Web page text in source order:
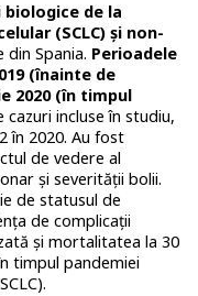
biologice de la
(SCLC) și non-
din Spania. Perioadele
(înainte de
2020 (în timpul
cazuri incluse în studiu,
în 2020. Au fost
de vedere al
și severității bolii.
de statusul de
de complicații
și mortalitatea la 30
timpul pandemiei